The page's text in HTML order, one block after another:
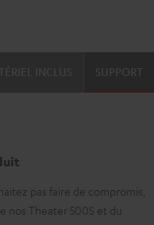
SUPPORT
pas faire de compromis,
nos Theater 500S et du